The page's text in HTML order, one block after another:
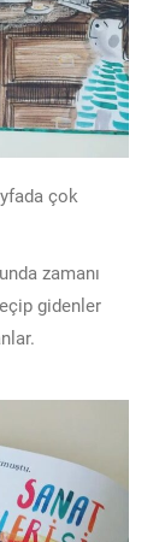
çok
zamanı
gidenler